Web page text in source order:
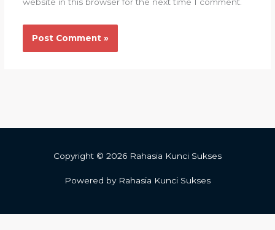
website in this browser for the next time I comment.
Copyright © 2026 Rahasia Kunci Sukses
Powered by Rahasia Kunci Sukses